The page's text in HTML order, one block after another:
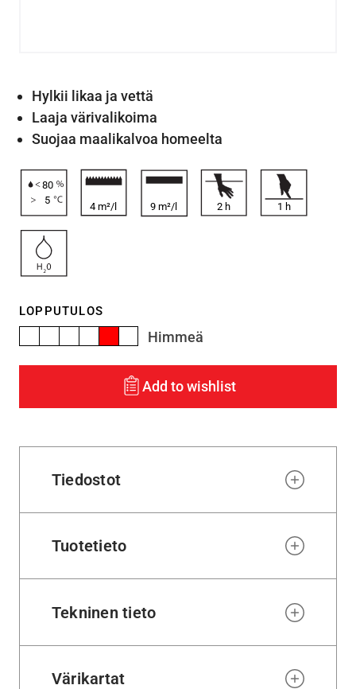
Hylkii likaa ja vettä
Laaja värivalikoima
Suojaa maalikalvoa homeelta
80
5
4 m²/l 9 m²/l 2 h 1 h
LOPPUTULOS
Himmeä
Add to wishlist
Tiedostot
Tuotetieto
Tekninen tieto
Värikartat